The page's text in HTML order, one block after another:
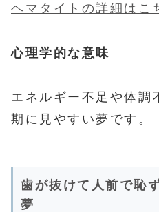
ヘマタイトの詳細はこ
心理学的な意味
エネルギー不足や体調
期に見やすい夢です。
歯が抜けて人前で恥
夢